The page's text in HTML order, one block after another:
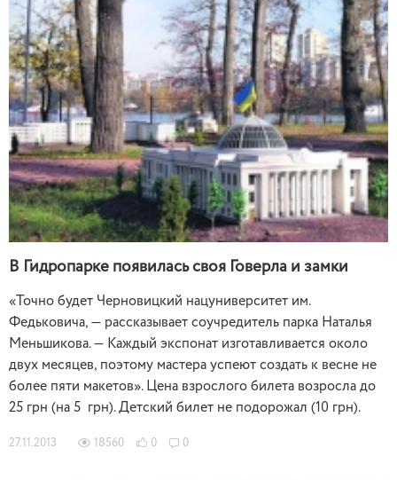
В Гидропарке появилась своя Говерла и замки
«Точно будет Черновицкий нацуниверситет им.
Федьковича, — рассказывает соучредитель парка Наталья
Меньшикова. — Каждый экспонат изготавливается около
двух месяцев, поэтому мастера успеют создать к весне не
более пяти макетов». Цена взрослого билета возросла до
25 грн (на 5 грн). Детский билет не подорожал (10 грн).
27.11.2013 18560 0 0